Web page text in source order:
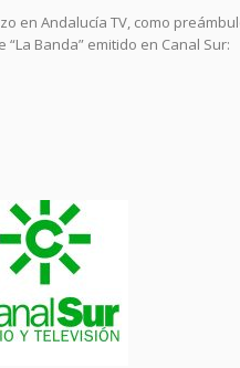
en Andalucía TV, como
Banda” emitido en Canal Sur: